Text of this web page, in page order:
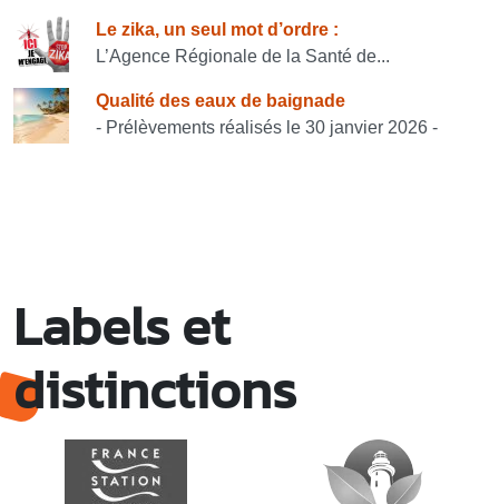
Le zika, un seul mot d’ordre :
L’Agence Régionale de la Santé de...
Qualité des eaux de baignade
- Prélèvements réalisés le 30 janvier 2026 -
Labels et
distinctions